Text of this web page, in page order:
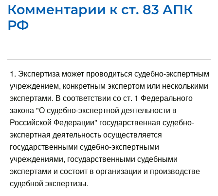
Комментарии к ст. 83 АПК
РФ
1. Экспертиза может проводиться судебно-экспертным
учреждением, конкретным экспертом или несколькими
экспертами. В соответствии со ст. 1 Федерального
закона "О судебно-экспертной деятельности в
Российской Федерации" государственная судебно-
экспертная деятельность осуществляется
государственными судебно-экспертными
учреждениями, государственными судебными
экспертами и состоит в организации и производстве
судебной экспертизы.